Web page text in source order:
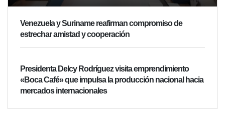
Venezuela y Suriname reafirman compromiso de
estrechar amistad y cooperación
Presidenta Delcy Rodríguez visita emprendimiento
«Boca Café» que impulsa la producción nacional hacia
mercados internacionales